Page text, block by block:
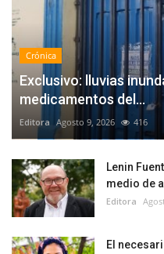
Crónica
Exclusivo: lluvias
medicamentos del...
Editora Agosto 9, 2026 416
Lenin
medio de
Editora
El